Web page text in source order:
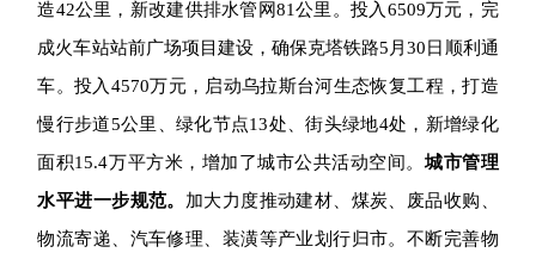
造42公里，新改建供排水管网81公里。 投入 6509万元，完
成火车站站前广场项目建设，确保克塔铁路5月30日顺利通
车。投入 4570万元，启动乌拉斯台河生态恢复工程，打造
慢行步道5公里、绿化节点13处、街头绿地4处，新增绿化
面积15.4万平方米，增加了城市公共活动空间。城市管理
水平进一步规范。 加大力度推动建材、煤炭、废品收购、
物流寄递、汽车修理、装潢等产业划行归市。不断完善物